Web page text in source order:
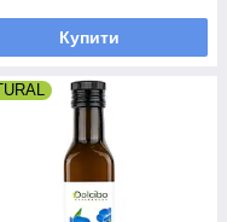
Купити